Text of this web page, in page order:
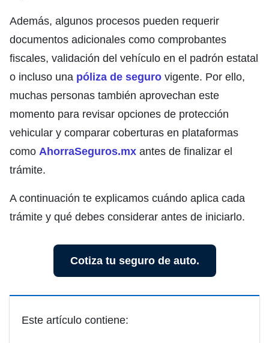
Además, algunos procesos pueden requerir
documentos adicionales como comprobantes
fiscales, validación del vehículo en el padrón estatal
o incluso una póliza de seguro vigente. Por ello,
muchas personas también aprovechan este
momento para revisar opciones de protección
vehicular y comparar coberturas en plataformas
como AhorraSeguros.mx antes de finalizar el
trámite.
A continuación te explicamos cuándo aplica cada
trámite y qué debes considerar antes de iniciarlo.
Cotiza tu seguro de auto.
Este artículo contiene: